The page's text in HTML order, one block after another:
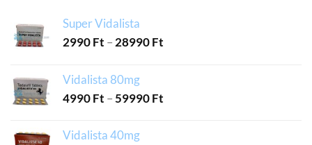
Super Vidalista
2990Ft – 28990Ft
Vidalista 80mg
4990Ft –59990Ft
Vidalista 40mg